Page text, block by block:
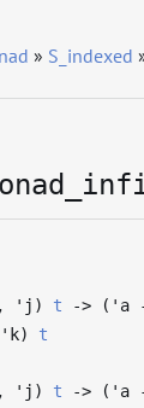
» S_indexed
, 'j ) t -> ( 'a
'k) t
, 'j ) t -> ( 'a